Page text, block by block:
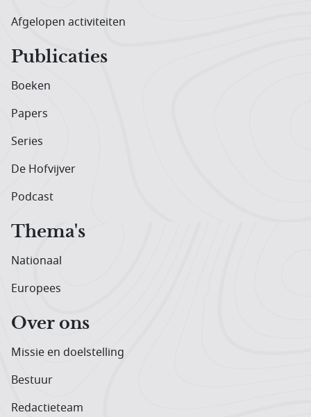
Afgelopen activiteiten
Publicaties
Boeken
Papers
Series
De Hofvijver
Podcast
Thema's
Nationaal
Europees
Over ons
Missie en doelstelling
Bestuur
Redactieteam